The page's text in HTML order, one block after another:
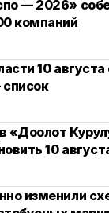
— 2026»
компаний
10
«Доолот
10
изменили